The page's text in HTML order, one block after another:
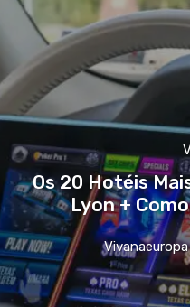
Os 20 Hotéis
Lyon +
Vivanaeuropa